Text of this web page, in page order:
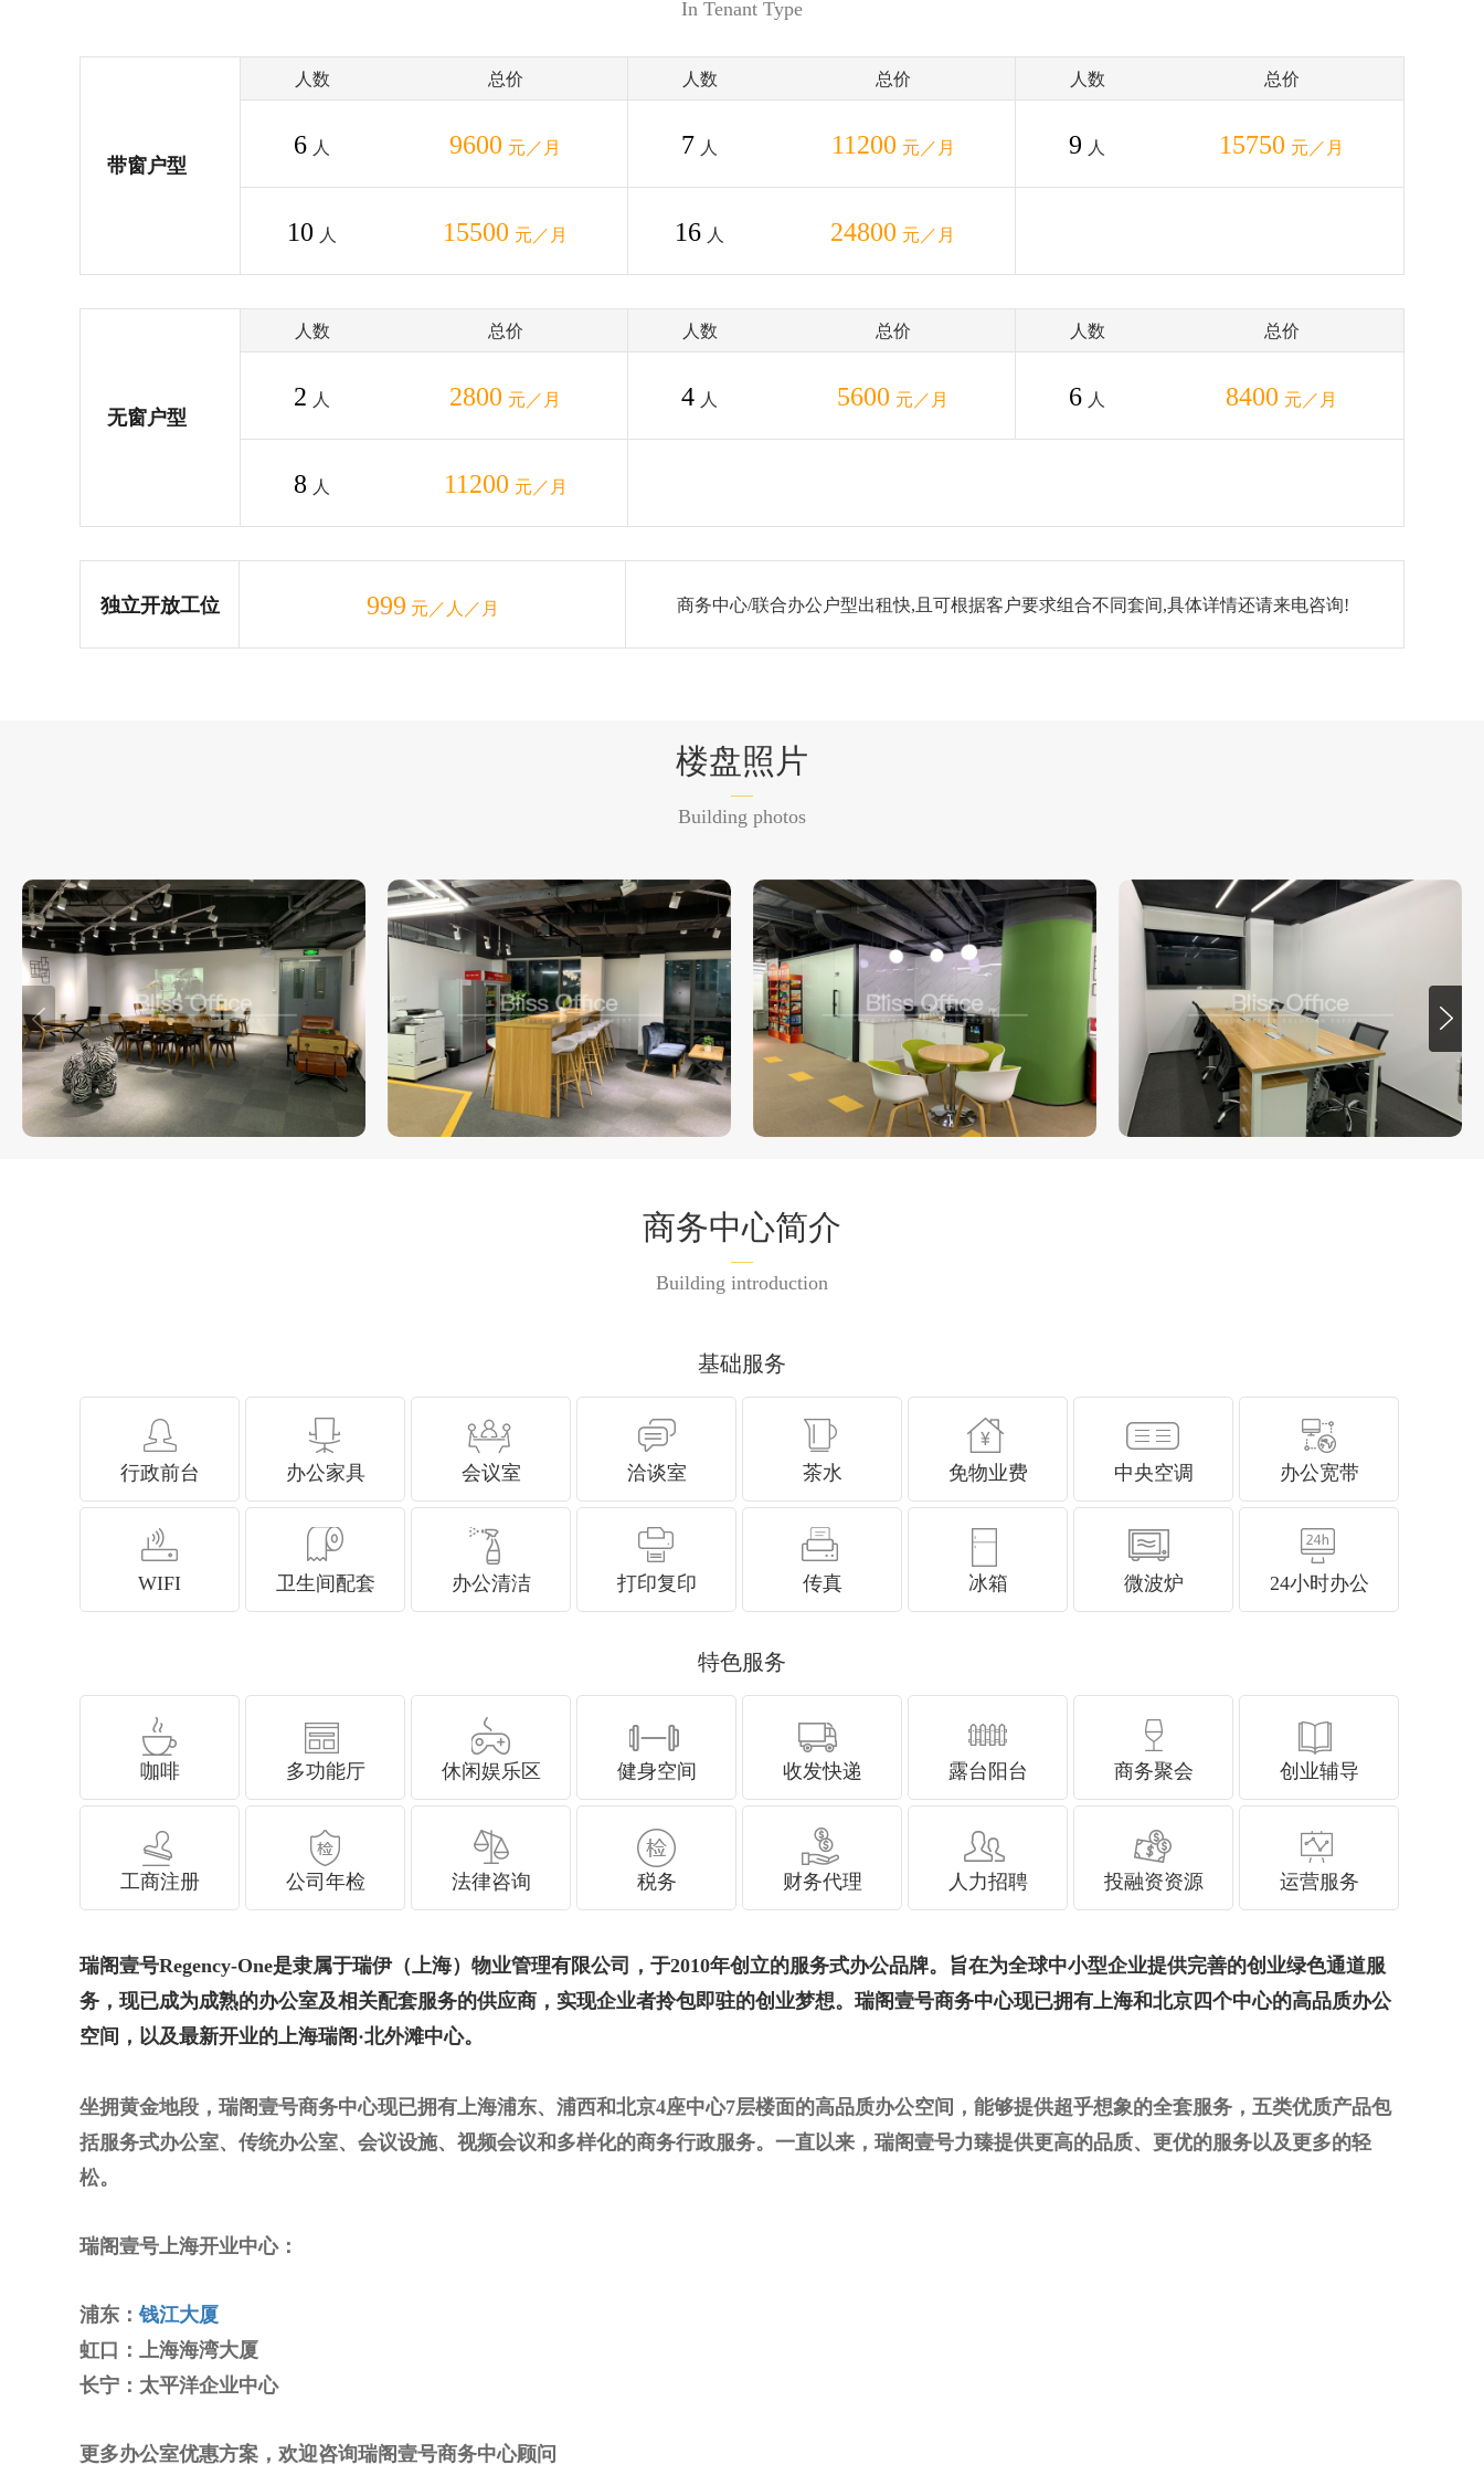
In Tenant Type
带窗户型
人数 总价 人数 总价 人数 总价
6 人 9600 元／月 7 人 11200 元／月 9 人 15750 元／月
10 人 15500 元／月 16 人 24800 元／月
无窗户型
人数 总价 人数 总价 人数 总价
2 人 2800 元／月 4 人 5600 元／月 6 人 8400 元／月
8 人 11200 元／月
独立开放工位 999 元／人／月 商务中心/联合办公户型出租快,且可根据客户要求组合不同套间,具体详情还请来电咨询!
楼盘照片
Building photos
商务中心简介
Building introduction
基础服务
行政前台 办公家具 会议室 洽谈室 茶水 免物业费 中央空调 办公宽带
WIFI 卫生间配套 办公清洁 打印复印 传真 冰箱 微波炉 24小时办公
特色服务
咖啡 多功能厅 休闲娱乐区 健身空间 收发快递 露台阳台 商务聚会 创业辅导
工商注册 公司年检 法律咨询 税务 财务代理 人力招聘 投融资资源 运营服务
瑞阁壹号Regency-One是隶属于瑞伊（上海）物业管理有限公司，于2010年创立的服务式办公品牌。旨在为全球中小型企业提供完善的创业绿色通道服
务，现已成为成熟的办公室及相关配套服务的供应商，实现企业者拎包即驻的创业梦想。瑞阁壹号商务中心现已拥有上海和北京四个中心的高品质办公
空间，以及最新开业的上海瑞阁·北外滩中心。
坐拥黄金地段，瑞阁壹号商务中心现已拥有上海浦东、浦西和北京4座中心7层楼面的高品质办公空间，能够提供超乎想象的全套服务，五类优质产品包
括服务式办公室、传统办公室、会议设施、视频会议和多样化的商务行政服务。一直以来，瑞阁壹号力臻提供更高的品质、更优的服务以及更多的轻
松。
瑞阁壹号上海开业中心：
浦东：钱江大厦
虹口：上海海湾大厦
长宁：太平洋企业中心
更多办公室优惠方案，欢迎咨询瑞阁壹号商务中心顾问